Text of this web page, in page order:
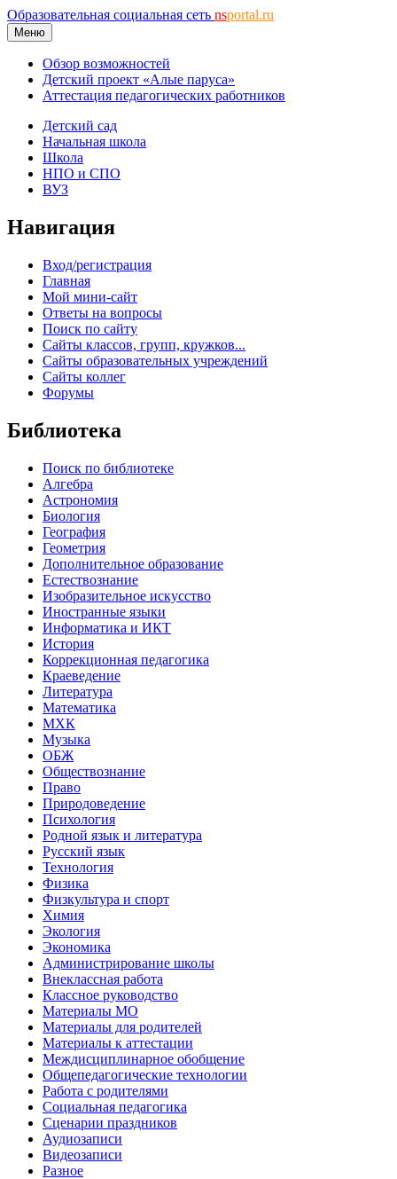
Образовательная социальная сеть nsportal.ru
Меню
Обзор возможностей
Детский проект «Алые паруса»
Аттестация педагогических работников
Детский сад
Начальная школа
Школа
НПО и СПО
ВУЗ
Навигация
Вход/регистрация
Главная
Мой мини-сайт
Ответы на вопросы
Поиск по сайту
Сайты классов, групп, кружков...
Сайты образовательных учреждений
Сайты коллег
Форумы
Библиотека
Поиск по библиотеке
Алгебра
Астрономия
Биология
География
Геометрия
Дополнительное образование
Естествознание
Изобразительное искусство
Иностранные языки
Информатика и ИКТ
История
Коррекционная педагогика
Краеведение
Литература
Математика
МХК
Музыка
ОБЖ
Обществознание
Право
Природоведение
Психология
Родной язык и литература
Русский язык
Технология
Физика
Физкультура и спорт
Химия
Экология
Экономика
Администрирование школы
Внеклассная работа
Классное руководство
Материалы МО
Материалы для родителей
Материалы к аттестации
Междисциплинарное обобщение
Общепедагогические технологии
Работа с родителями
Социальная педагогика
Сценарии праздников
Аудиозаписи
Видеозаписи
Разное